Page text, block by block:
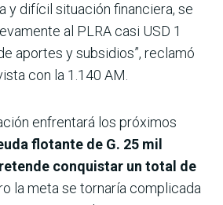
y difícil situación financiera, se
al PLRA casi USD 1
aportes y subsidios”, reclamó
con la 1.140 AM.
enfrentará los próximos
flotante de G. 25 mil
conquistar un total de
la meta se tornaría complicada